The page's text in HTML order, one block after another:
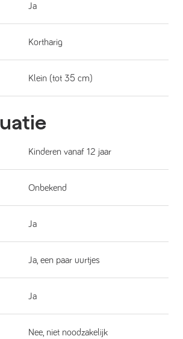
Ja
Kortharig
Klein (tot 35 cm)
Kinderen vanaf 12 jaar
Onbekend
Ja
Ja, een paar uurtjes
Ja
Nee, niet noodzakelijk